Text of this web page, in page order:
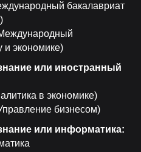
бакалавриат
и экономике)
или иностранный
в экономике)
бизнесом)
или информатика: